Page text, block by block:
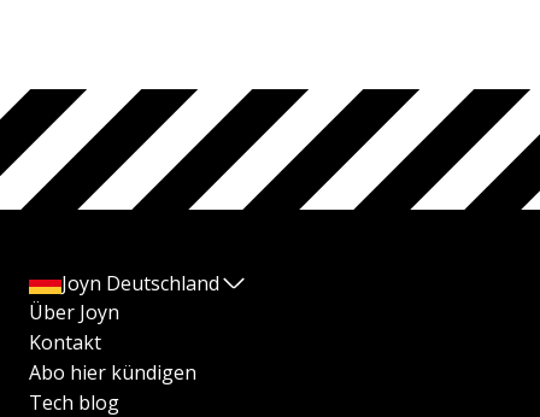
Joyn Deutschland
Über Joyn
Kontakt
Abo hier kündigen
Tech blog